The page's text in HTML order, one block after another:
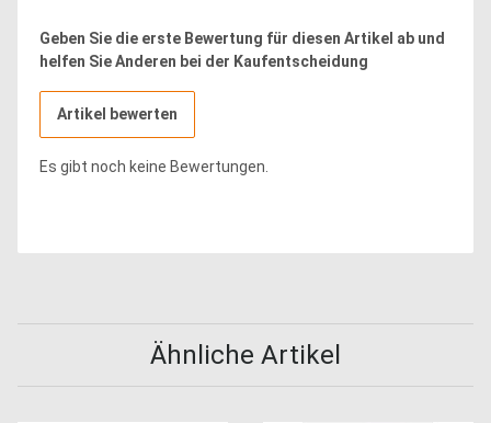
Geben Sie die erste Bewertung für diesen Artikel ab und
helfen Sie Anderen bei der Kaufentscheidung
Artikel bewerten
Es gibt noch keine Bewertungen.
Ähnliche Artikel